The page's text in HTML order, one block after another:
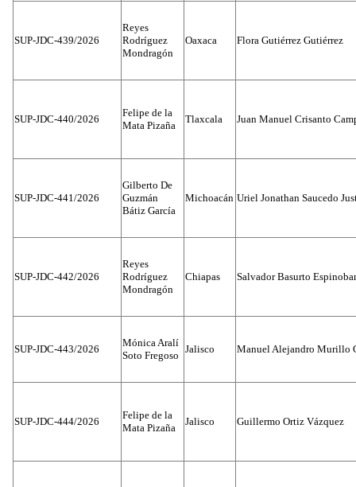
SUP-JDC-439/2026
Reyes
Rodríguez
Mondragón
Oaxaca Flora Gutiérrez Gutiérrez
SUP-JDC-440/2026
Felipe de la
Mata Pizaña
Tlaxcala Juan Manuel Crisanto
SUP-JDC-441/2026
Gilberto De
Guzmán
Bátiz García
Michoacán Uriel Jonathan Saucedo
SUP-JDC-442/2026
Reyes
Rodríguez
Mondragón
Chiapas Salvador Basurto
SUP-JDC-443/2026
Mónica Aralí
Soto Fregoso
Jalisco Manuel Alejandro Murillo
SUP-JDC-444/2026
Felipe de la
Mata Pizaña
Jalisco Guillermo Ortiz Vázquez